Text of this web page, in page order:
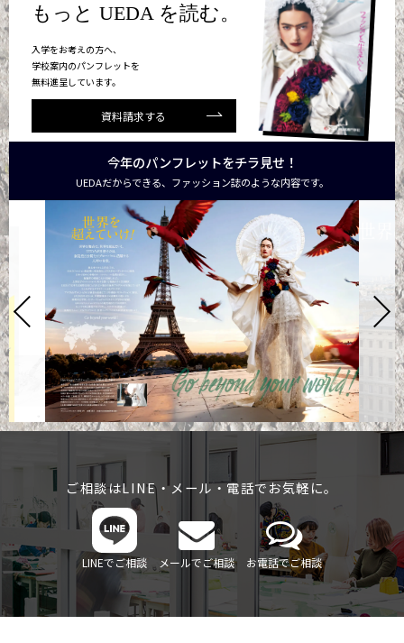
もっと UEDA を読む。
入学をお考えの方へ、
学校案内のパンフレットを
無料進呈しています。
資料請求する
今年のパンフレットをチラ見せ！
UEDAだからできる、ファッション誌のような内容です。
ご相談はLINE・メール・電話でお気軽に。
LINEでご相談 メールでご相談 お電話でご相談